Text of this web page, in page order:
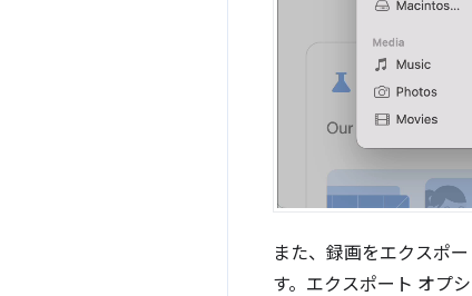
また、録画をエクスポー
す。エクスポート オプ